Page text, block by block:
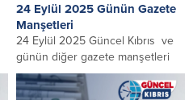
24 Eylül 2025 Günün Gazete
Manşetleri
24 Eylül 2025 Güncel Kıbrıs ve
günün diğer gazete manşetleri